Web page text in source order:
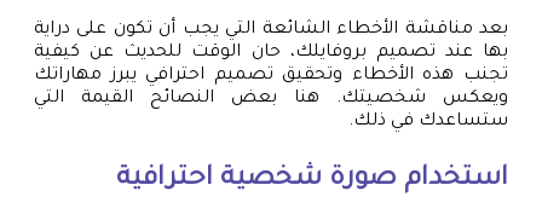
بعد مناقشة الأخطاء الشائعة التي يجب أن تكون على دراية
بها عند تصميم بروفايلك، حان الوقت للحديث عن كيفية
تجنب هذه الأخطاء وتحقيق تصميم احترافي يبرز مهاراتك
ويعكس شخصيتك. هنا بعض النصائح القيمة التي
ستساعدك في ذلك.
استخدام صورة شخصية احترافية